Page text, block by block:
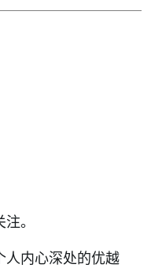
。
人内心深处的优越